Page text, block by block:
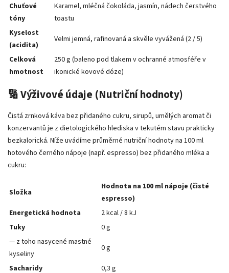
Chuťové
tóny
Karamel, mléčná čokoláda, jasmín, nádech čerstvého
toastu
Kyselost
(acidita)
Velmi jemná, rafinovaná a skvěle vyvážená (2 / 5)
Celková
hmotnost
250 g (baleno pod tlakem v ochranné atmosféře v
ikonické kovové dóze)
🔢 Výživové údaje (Nutriční hodnoty)
Čistá zrnková káva bez přidaného cukru, sirupů, umělých aromat či
konzervantů je z dietologického hlediska v tekutém stavu prakticky
bezkalorická. Níže uvádíme průměrné nutriční hodnoty na 100 ml
hotového černého nápoje (např. espresso) bez přidaného mléka a
cukru:
Složka
Hodnota na 100 ml nápoje (čisté
espresso)
Energetická hodnota
2 kcal / 8 kJ
Tuky
0 g
— z toho nasycené mastné
kyseliny
0 g
Sacharidy
0,3 g